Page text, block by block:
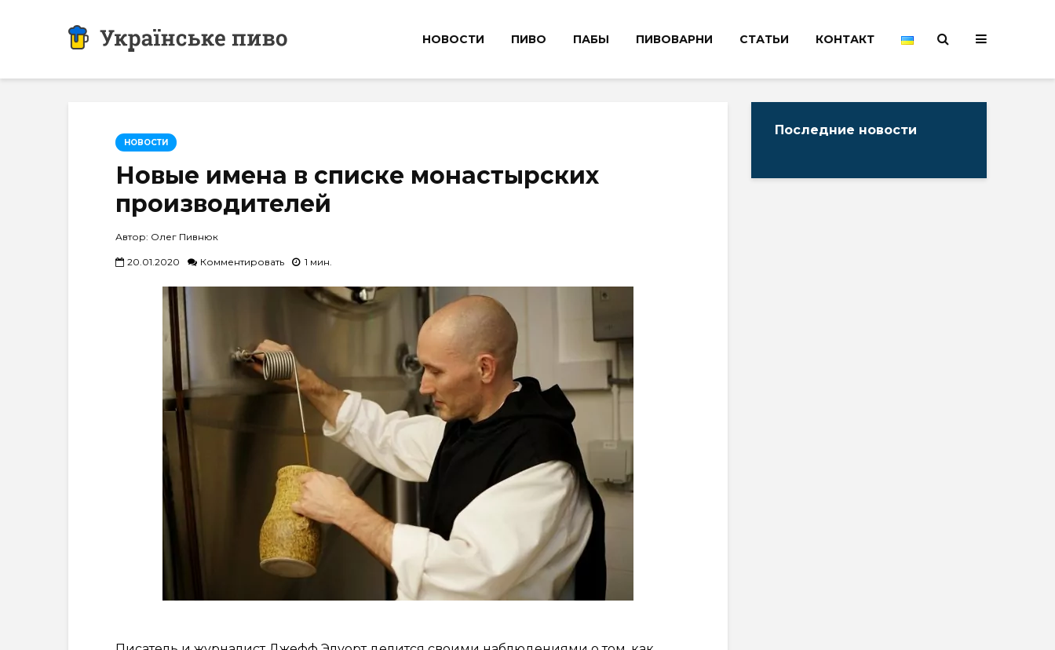
НОВОСТИ ПИВО ПАБЫ ПИВОВАРНИ СТАТЬИ КОНТАКТ
НОВОСТИ
Новые имена в списке монастырских
производителей
Автор: Олег Пивнюк
20.01.2020 Комментировать 1 мин.
Последние новости